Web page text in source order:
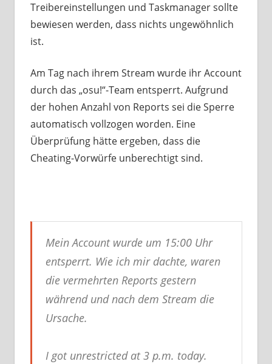
Treibereinstellungen und Taskmanager sollte
bewiesen werden, dass nichts ungewöhnlich
ist.
Am Tag nach ihrem Stream wurde ihr Account
durch das „osu!“-Team entsperrt. Aufgrund
der hohen Anzahl von Reports sei die Sperre
automatisch vollzogen worden. Eine
Überprüfung hätte ergeben, dass die
Cheating-Vorwürfe unberechtigt sind.
Mein Account wurde um 15:00 Uhr
entsperrt. Wie ich mir dachte, waren
die vermehrten Reports gestern
während und nach dem Stream die
Ursache.
I got unrestricted at 3 p.m. today.